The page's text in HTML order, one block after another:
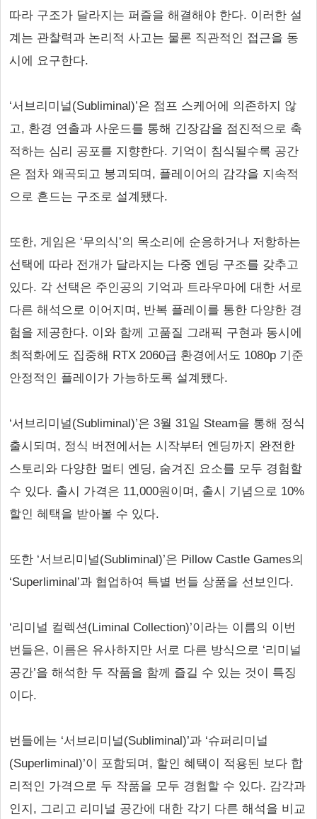
따라 구조가 달라지는 퍼즐을 해결해야 한다. 이러한 설
계는 관찰력과 논리적 사고는 물론 직관적인 접근을 동
시에 요구한다.
‘서브리미널(Subliminal)’은 점프 스케어에 의존하지 않
고, 환경 연출과 사운드를 통해 긴장감을 점진적으로 축
적하는 심리 공포를 지향한다. 기억이 침식될수록 공간
은 점차 왜곡되고 붕괴되며, 플레이어의 감각을 지속적
으로 흔드는 구조로 설계됐다.
또한, 게임은 ‘무의식’의 목소리에 순응하거나 저항하는
선택에 따라 전개가 달라지는 다중 엔딩 구조를 갖추고
있다. 각 선택은 주인공의 기억과 트라우마에 대한 서로
다른 해석으로 이어지며, 반복 플레이를 통한 다양한 경
험을 제공한다. 이와 함께 고품질 그래픽 구현과 동시에
최적화에도 집중해 RTX 2060급 환경에서도 1080p 기준
안정적인 플레이가 가능하도록 설계됐다.
‘서브리미널(Subliminal)’은 3월 31일 Steam을 통해 정식
출시되며, 정식 버전에서는 시작부터 엔딩까지 완전한
스토리와 다양한 멀티 엔딩, 숨겨진 요소를 모두 경험할
수 있다. 출시 가격은 11,000원이며, 출시 기념으로 10%
할인 혜택을 받아볼 수 있다.
또한 ‘서브리미널(Subliminal)’은 Pillow Castle Games의
‘Superliminal’과 협업하여 특별 번들 상품을 선보인다.
‘리미널 컬렉션(Liminal Collection)’이라는 이름의 이번
번들은, 이름은 유사하지만 서로 다른 방식으로 ‘리미널
공간’을 해석한 두 작품을 함께 즐길 수 있는 것이 특징
이다.
번들에는 ‘서브리미널(Subliminal)’과 ‘슈퍼리미널
(Superliminal)’이 포함되며, 할인 혜택이 적용된 보다 합
리적인 가격으로 두 작품을 모두 경험할 수 있다. 감각과
인지, 그리고 리미널 공간에 대한 각기 다른 해석을 비교